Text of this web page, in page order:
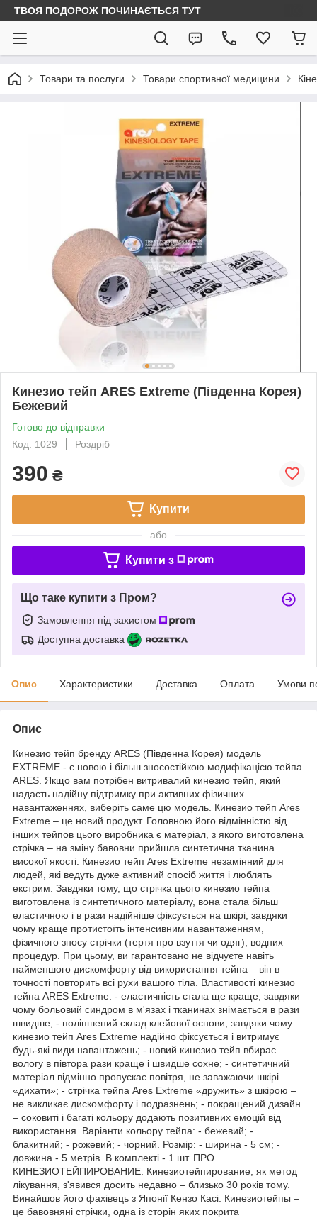
ТВОЯ ПОДОРОЖ ПОЧИНАЄТЬСЯ ТУТ
Товари та послуги Товари спортивної медицини
Кинезио тейп ARES Extreme (Південна Корея)
Бежевий
Готово до відправки
Код: 1029
Роздріб
390 ₴
Купити
або
Купити з
Що таке купити з Пром?
Замовлення під захистом
Доступна доставка
Опис Характеристики Доставка Оплата Умови
Опис
Кинезио тейп бренду ARES (Південна Корея) модель
EXTREME - є новою і більш зносостійкою модифікацією тейпа
ARES. Якщо вам потрібен витривалий кинезио тейп, який
надасть надійну підтримку при активних фізичних
навантаженнях, виберіть саме цю модель. Кинезио тейп Ares
Extreme – це новий продукт. Головною його відмінністю від
інших тейпов цього виробника є матеріал, з якого виготовлена
стрічка – на зміну бавовни прийшла синтетична тканина
високої якості. Кинезио тейп Ares Extreme незамінний для
людей, які ведуть дуже активний спосіб життя і люблять
екстрим. Завдяки тому, що стрічка цього кинезио тейпа
виготовлена із синтетичного матеріалу, вона стала більш
еластичною і в рази надійніше фіксується на шкірі, завдяки
чому краще протистоїть інтенсивним навантаженням,
фізичного зносу стрічки (тертя про взуття чи одяг), водних
процедур. При цьому, ви гарантовано не відчуєте навіть
найменшого дискомфорту від використання тейпа – він в
точності повторить всі рухи вашого тіла. Властивості кинезио
тейпа ARES Extreme: - еластичність стала ще краще, завдяки
чому больовий синдром в м'язах і тканинах знімається в рази
швидше; - поліпшений склад клейової основи, завдяки чому
кинезио тейп Ares Extreme надійно фіксується і витримує
будь-які види навантажень; - новий кинезио тейп вбирає
вологу в півтора рази краще і швидше сохне; - синтетичний
матеріал відмінно пропускає повітря, не заважаючи шкірі
«дихати»; - стрічка тейпа Ares Extreme «дружить» з шкірою –
не викликає дискомфорту і подразнень; - покращений дизайн
– соковиті і багаті кольору додають позитивних емоцій від
використання. Варіанти кольору тейпа: - бежевий; -
блакитний; - рожевий; - чорний. Розмір: - ширина - 5 см; -
довжина - 5 метрів. В комплекті - 1 шт. ПРО
КИНЕЗИОТЕЙПИРОВАНИЕ. Кинезиотейпирование, як метод
лікування, з'явився досить недавно – близько 30 років тому.
Винайшов його фахівець з Японії Кензо Касі. Кинезиотейпы –
це бавовняні стрічки, одна із сторін яких покрита